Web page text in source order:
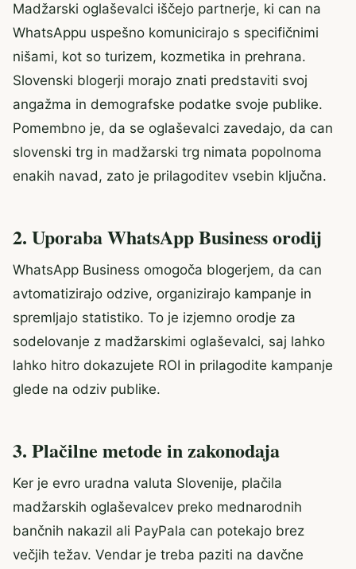
Madžarski oglaševalci iščejo partnerje, ki can na
WhatsAppu uspešno komunicirajo s specifičnimi
nišami, kot so turizem, kozmetika in prehrana.
Slovenski blogerji morajo znati predstaviti svoj
angažma in demografske podatke svoje publike.
Pomembno je, da se oglaševalci zavedajo, da can
slovenski trg in madžarski trg nimata popolnoma
enakih navad, zato je prilagoditev vsebin ključna.
2. Uporaba WhatsApp Business orodij
WhatsApp Business omogoča blogerjem, da can
avtomatizirajo odzive, organizirajo kampanje in
spremljajo statistiko. To je izjemno orodje za
sodelovanje z madžarskimi oglaševalci, saj lahko
lahko hitro dokazujete ROI in prilagodite kampanje
glede na odziv publike.
3. Plačilne metode in zakonodaja
Ker je evro uradna valuta Slovenije, plačila
madžarskih oglaševalcev preko mednarodnih
bančnih nakazil ali PayPala can potekajo brez
večjih težav. Vendar je treba paziti na davčne